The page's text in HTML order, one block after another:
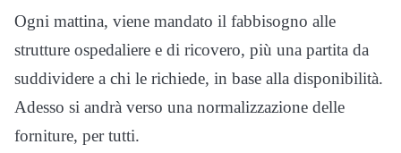
Ogni mattina, viene mandato il fabbisogno alle
strutture ospedaliere e di ricovero, più una partita da
suddividere a chi le richiede, in base alla disponibilità.
Adesso si andrà verso una normalizzazione delle
forniture, per tutti.